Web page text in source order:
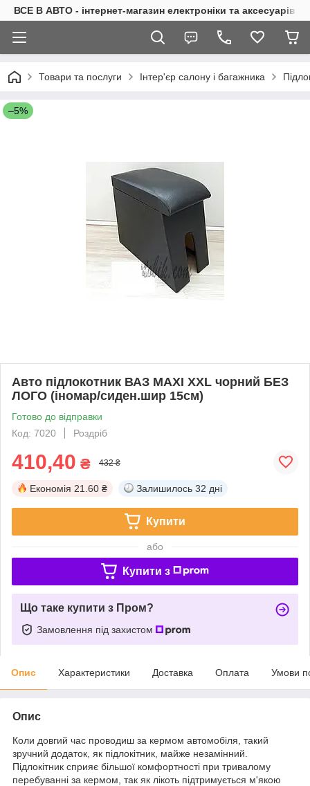
ВСЕ В АВТО - інтернет-магазин електроніки та аксесуарів в
Товари та послуги Інтер'єр салону і багажника
–5%
Авто підлокотник ВАЗ MAXI XXL чорний БЕЗ
ЛОГО (іномар/сиден.шир 15см)
Готово до відправки
Код: 7020
Роздріб
410,40 ₴ 432 ₴
Економія 21.60 ₴ Залишилось 32 дні
Купити
або
Купити з
Що таке купити з Пром?
Замовлення під захистом
Опис Характеристики Доставка Оплата Умови
Опис
Коли довгий час проводиш за кермом автомобіля, такий
зручний додаток, як підлокітник, майже незамінний.
Підлокітник сприяє більшої комфортності при тривалому
перебуванні за кермом, так як лікоть підтримується м'якою